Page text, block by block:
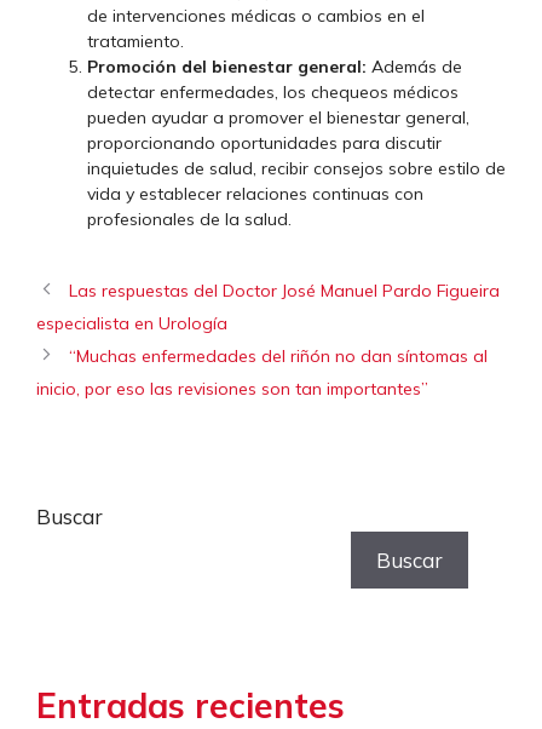
de intervenciones médicas o cambios en el
tratamiento.
Promoción del bienestar general: Además de
detectar enfermedades, los chequeos médicos
pueden ayudar a promover el bienestar general,
proporcionando oportunidades para discutir
inquietudes de salud, recibir consejos sobre estilo de
vida y establecer relaciones continuas con
profesionales de la salud.
Las respuestas del Doctor José Manuel Pardo Figueira
especialista en Urología
“Muchas enfermedades del riñón no dan síntomas al
inicio, por eso las revisiones son tan importantes”
Buscar
Buscar
Entradas recientes